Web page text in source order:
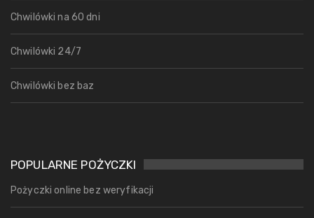
Chwilówki na 60 dni
Chwilówki 24/7
Chwilówki bez baz
POPULARNE POŻYCZKI
Pożyczki online bez weryfikacji